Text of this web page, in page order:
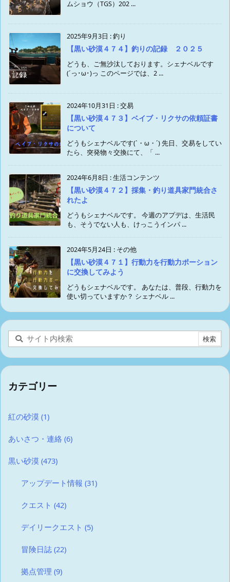
ムショウ（TGS）202 ...
2025年9月3日 :釣り
【黒い砂漠４７４】釣りの記録 ２０２５
どうも、ご無沙汰しております。シェナベルです
(´っ･ω･)っ このページでは、2 ...
2024年10月31日 :交易
【黒い砂漠４７３】ベイブ・リクサの依頼証書
について
どうもシェナベルです(`・ω・´) 先日、交易をしてい
たら、突発物々交換にて、「 ...
2024年6月8日 :生活コンテンツ
【黒い砂漠４７２】採集・釣り道具家門統合さ
れたよ
どうもシェナベルです。 今週のアプデは、生活民
も、そうでない人も、けっこうインパ ...
2024年5月24日 : その他
【黒い砂漠４７１】行動力を行動力ポーション
に交換してみよう
どうもシェナベルです。 あなたは、普段、行動力を
使い切っていますか？ シェナベル ...
カテゴリー
紅の砂漠 (1)
あいさつ・連絡 (6)
黒い砂漠 (473)
アップデート情報 (31)
クエスト (42)
デイリークエスト (5)
冒険日誌 (22)
拠点管理 (9)